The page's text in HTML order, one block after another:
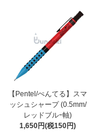
【Pentel/ぺんてる】スマ
ッシュシャープ (0.5mm/
レッドブルｰ軸)
1,650円(税150円)